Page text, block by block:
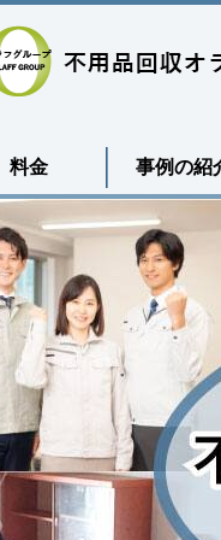
料金 事例の紹